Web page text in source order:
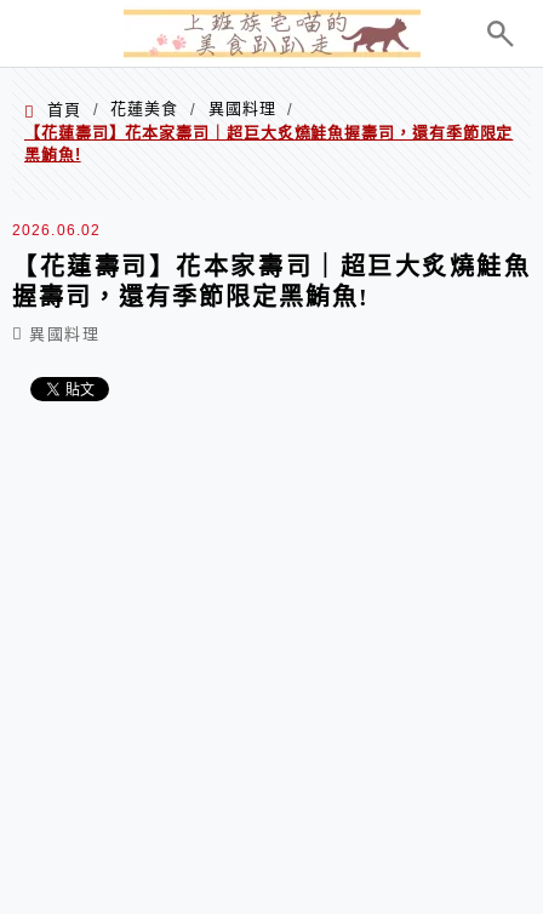
首頁 / 花蓮美食 / 異國料理
/
【花蓮壽司】花本家壽司｜超巨大炙燒鮭魚握壽司，還有季節限定
黑鮪魚!
2026.06.02
【花蓮壽司】花本家壽司｜超巨大炙燒鮭魚
握壽司，還有季節限定黑鮪魚!
異國料理